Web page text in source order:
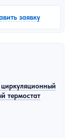
заявку
термостат